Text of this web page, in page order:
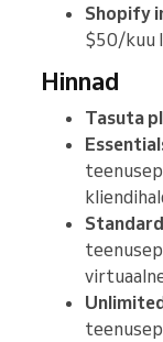
Shopify
$50/kuu
Hinnad
Tasuta
Standard